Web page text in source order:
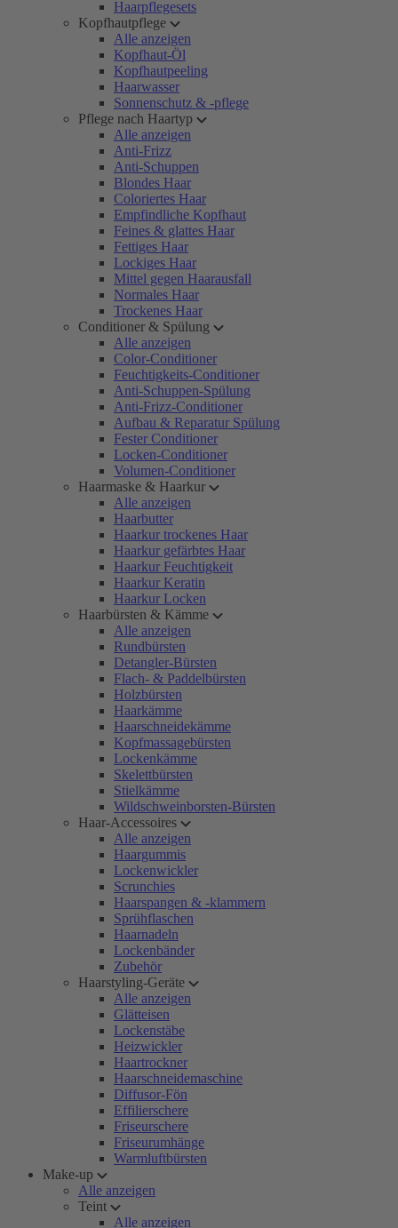
Haarpflegesets
Kopfhautpflege
Alle anzeigen
Kopfhaut-Öl
Kopfhautpeeling
Haarwasser
Sonnenschutz & -pflege
Pflege nach Haartyp
Alle anzeigen
Anti-Frizz
Anti-Schuppen
Blondes Haar
Coloriertes Haar
Empfindliche Kopfhaut
Feines & glattes Haar
Fettiges Haar
Lockiges Haar
Mittel gegen Haarausfall
Normales Haar
Trockenes Haar
Conditioner & Spülung
Alle anzeigen
Color-Conditioner
Feuchtigkeits-Conditioner
Anti-Schuppen-Spülung
Anti-Frizz-Conditioner
Aufbau & Reparatur Spülung
Fester Conditioner
Locken-Conditioner
Volumen-Conditioner
Haarmaske & Haarkur
Alle anzeigen
Haarbutter
Haarkur trockenes Haar
Haarkur gefärbtes Haar
Haarkur Feuchtigkeit
Haarkur Keratin
Haarkur Locken
Haarbürsten & Kämme
Alle anzeigen
Rundbürsten
Detangler-Bürsten
Flach- & Paddelbürsten
Holzbürsten
Haarkämme
Haarschneidekämme
Kopfmassagebürsten
Lockenkämme
Skelettbürsten
Stielkämme
Wildschweinborsten-Bürsten
Haar-Accessoires
Alle anzeigen
Haargummis
Lockenwickler
Scrunchies
Haarspangen & -klammern
Sprühflaschen
Haarnadeln
Lockenbänder
Zubehör
Haarstyling-Geräte
Alle anzeigen
Glätteisen
Lockenstäbe
Heizwickler
Haartrockner
Haarschneidemaschine
Diffusor-Fön
Effilierschere
Friseurschere
Friseurumhänge
Warmluftbürsten
Make-up
Alle anzeigen
Teint
Alle anzeigen